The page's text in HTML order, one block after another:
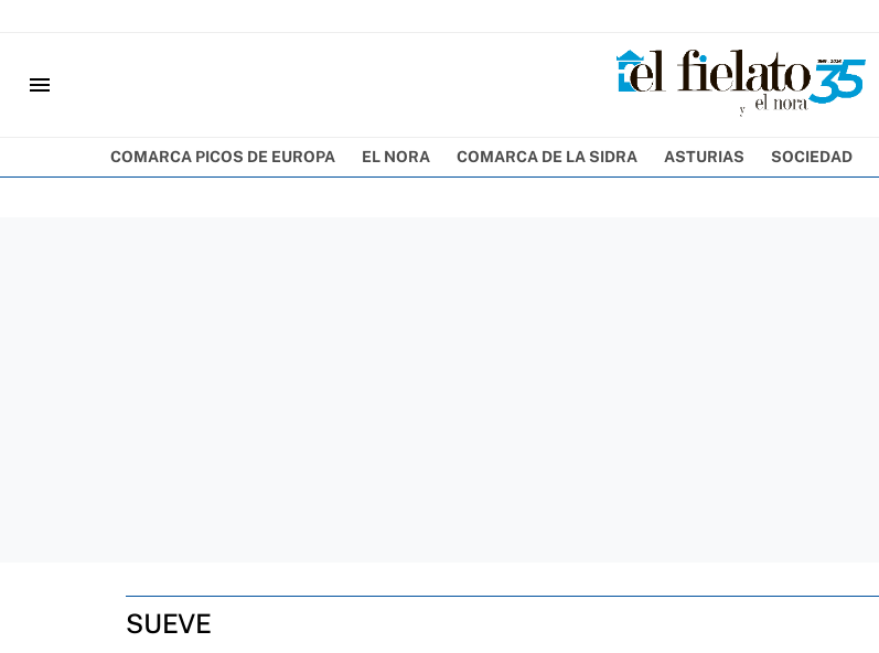
menu
COMARCA PICOS DE EUROPA EL NORA COMARCA DE LA SIDRA ASTURIAS SOCIEDAD
SUEVE